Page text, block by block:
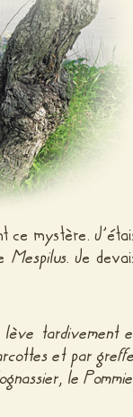
ce mystère.
Mespilus. Je
tardivement
et par
le